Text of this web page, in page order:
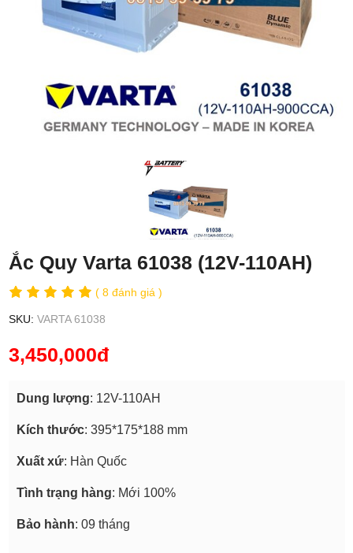
Ắc Quy Varta 61038 (12V-110AH)
( 8 đánh giá )
SKU: VARTA 61038
3,450,000đ
Dung lượng: 12V-110AH
Kích thước: 395*175*188 mm
Xuất xứ: Hàn Quốc
Tình trạng hàng: Mới 100%
Bảo hành: 09 tháng